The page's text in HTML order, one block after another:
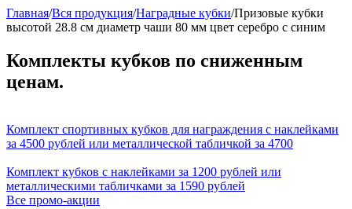
Главная/Вся продукция/Наградные кубки/Призовые кубки
высотой 28.8 см диаметр чаши 80 мм цвет серебро с синим
Комплекты кубков по сниженным
ценам.
Комплект спортивных кубков для награждения с наклейками
за 4500 рублей или металлической табличкой за 4700
Комплект кубков с наклейками за 1200 рублей или
металлическими табличками за 1590 рублей
Все промо-акции